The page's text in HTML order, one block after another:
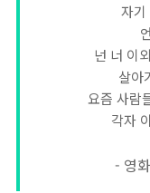
자기
넌 너 이
살아
요즘 사람
각자
- 영